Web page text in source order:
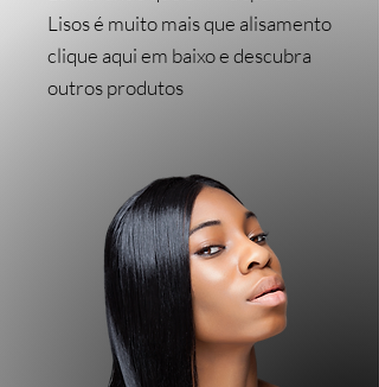
Lisos é muito mais que alisamento
clique aqui em baixo e descubra
outros produtos